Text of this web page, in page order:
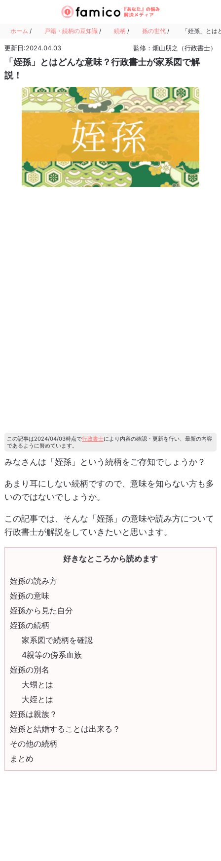
ホーム / 戸籍・続柄の豆知識 / 続柄 / 孫の世代 / 「姪孫」と
更新日:2024.04.03 監修：畑山朋之（行政書士）
「姪孫」とはどんな意味？行政書士が家系図で解
説！
この記事は2024/04/03時点で行政書士により内容の確認・更新を行い、最新の内容
であるように努めています。
みなさんは「姪孫」という続柄をご存知でしょうか？
あまり耳にしない続柄ですので、意味を知らない方も多
いのではないでしょうか。
この記事では、そんな「姪孫」の意味や読み方について
行政書士が解説をしていきたいと思います。
好きなところから読めます
姪孫の読み方
姪孫の意味
姪孫から見た自分
姪孫の続柄
家系図で続柄を確認
4親等の傍系血族
姪孫の別名
大甥とは
大姪とは
姪孫は親族？
姪孫と結婚することは出来る？
その他の続柄
まとめ